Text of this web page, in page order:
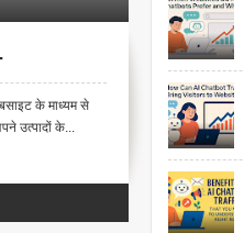
के माध्यम से
उत्पादों के...